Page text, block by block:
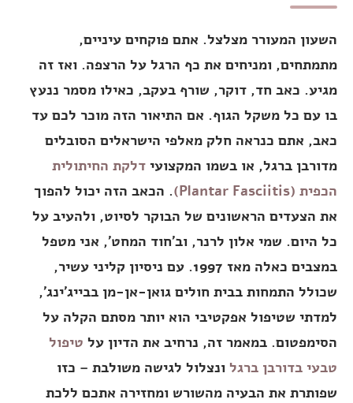
השעון המעורר מצלצל. אתם פוקחים עיניים,
מתמתחים, ומניחים את כף הרגל על הרצפה. ואז זה
מגיע. כאב חד, דוקר, שורף בעקב, כאילו מסמר ננעץ
בו עם כל משקל הגוף. אם התיאור הזה מוכר לכם עד
כאב, אתם כנראה חלק מאלפי הישראלים הסובלים
מדורבן ברגל, או בשמו המקצועי דלקת החיתולית
הכפית (Plantar Fasciitis)
. הכאב הזה יכול להפוך
את הצעדים הראשונים של הבוקר לסיוט, ולהעיב על
כל היום. שמי אלון לרנר, וב'חוד המחט', אני מטפל
במצבים כאלה מאז 1997. עם ניסיון קליני עשיר,
שכולל התמחות בבית חולים גואן-אן-מן בבייג'ינג',
למדתי שטיפול אפקטיבי הוא יותר מסתם הקלה על
הסימפטום. במאמר זה, נרחיב את הדיון על טיפול
טבעי בדורבן ברגלונצלול לגישה משולבת – כזו
שפותרת את הבעיה מהשורש ומחזירה אתכם ללכת